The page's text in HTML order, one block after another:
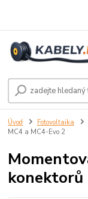
Úvod Fotovoltaika
MC4 a MC4-Evo 2
konektorů